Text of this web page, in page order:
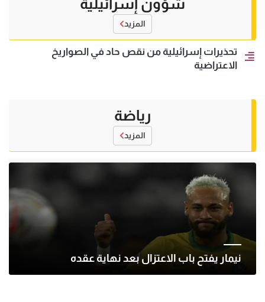
شؤون إسرائيلية
المزيد
تحذيرات إسرائيلية من نقص حاد في الصواريخ
الاعتراضية
رياضة
المزيد
نيمار يفتح باب الاعتزال بعد نهاية عقده